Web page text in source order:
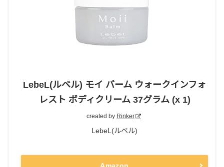
LebeL(ルベル) モイ バーム ウォークインフォ
レスト ボディクリーム 37グラム (x 1)
created by Rinker
LebeL(ルベル)
Amazon